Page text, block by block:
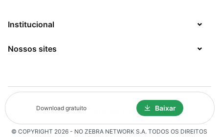
Download gratuito Baixar
Institucional
Sobre
Jobs
Política de Privacidade
Solicitação de Exclusão de Dados
Nossos sites
Mega Curioso
Minha Série
Click Jogos
© COPYRIGHT 2026 - NO ZEBRA NETWORK S.A. TODOS OS DIREITOS